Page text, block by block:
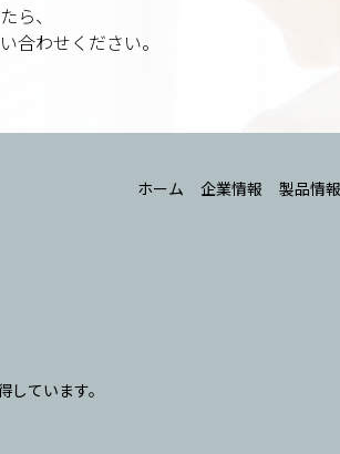
ら、
合わせください。
ホーム 企業情報 製品情報
ています。